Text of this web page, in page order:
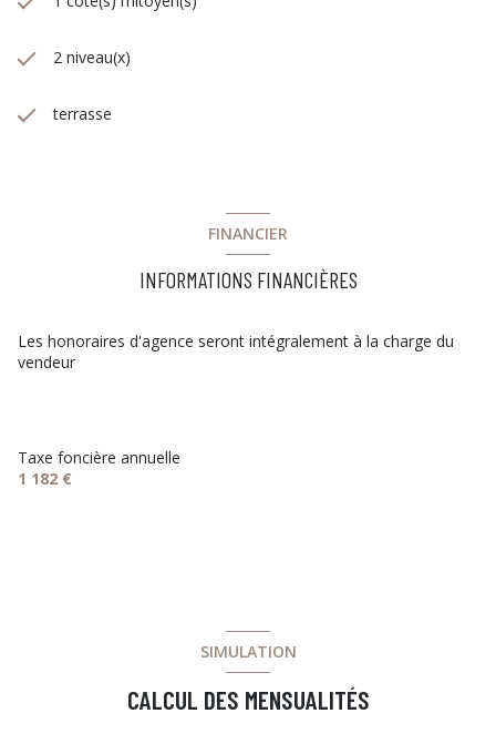
2 niveau(x)
terrasse
FINANCIER
INFORMATIONS FINANCIÈRES
Les honoraires d'agence seront intégralement à la charge du
vendeur
Taxe foncière annuelle
1 182 €
SIMULATION
CALCUL DES MENSUALITÉS